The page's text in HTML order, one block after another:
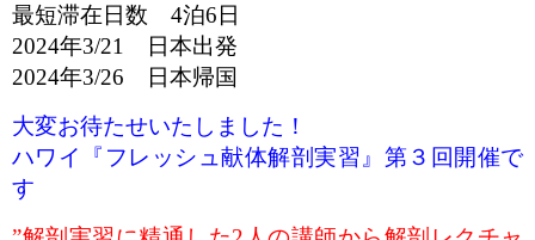
最短滞在日数 4泊6日
2024年3/21 日本出発
2024年3/26 日本帰国
大変お待たせいたしました！
ハワイ『フレッシュ献体解剖実習』第３回開催で
す